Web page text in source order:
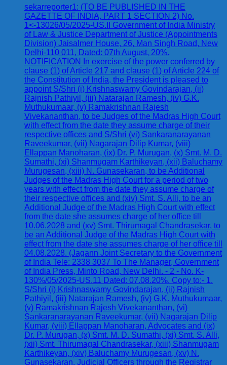
sekarreporter1: (TO BE PUBLISHED IN THE
GAZETTE OF INDIA, PART 1 SECTION 2) No.
1<-13026/05/2025-US.II Government of India Ministry
of Law & Justice Department of Justice (Appointments
Division) Jaisalmer House, 26, Man Singh Road, New
Delhi-110 011, Dated: 07th August, 20%.
NOTIFICATION In exercise of the power conferred by
clause (1) of Article 217 and clause (1) of Article 224 of
the Constitution of India, the President is pleased to
appoint S/Shri (i) Krishnaswamy Govindarajan, (ii)
Rajnish Pathiyil, (iii) Natarajan Ramesh, (iv) G.K.
Muthukumaar, (v) Ramakrishnan Rajesh
Vivekananthan, to be Judges of the Madras High Court
with effect from the date they assume charge of their
respective offices and S/Shri (vi) Sankaranarayanan
Raveekumar, (vii) Nagarajan Dilip Kumar, (viii)
Ellappan Manoharan, (ix) Dr. P. Murugan, (x) Smt. M. D.
Sumathi, (xi) Shanmugam Karthikeyan, (xii) Baluchamy
Murugesan, (xiii) N. Gunasekaran, to be Additional
Judges of the Madras High Court for a period of two
years with effect from the date they assume charge of
their respective offices and (xiv) Smt. S. Alli, to be an
Additional Judge of the Madras High Court with effect
from the date she assumes charge of her office till
10.06.2028 and (xv) Smt. Thirumagal Chandrasekar, to
be an Additional Judge of the Madras High Court with
effect from the date she assumes charge of her office till
04.08.2028. (Jagann Joint Secretary to the Government
of India Tele: 2338 3037 To The Manager, Government
of India Press, Minto Road, New Delhi. - 2 - No. K-
130%/05/2025-US.11 Dated: 07.08.20%. Copy to:- 1.
S/Shri (i) Krishnaswamy Govindarajan, (ii) Rajnish
Pathiyil, (iii) Natarajan Ramesh, (iv) G.K. Muthukumaar,
(v) Ramakrishnan Rajesh Vivekananthan, (vi)
Sankaranarayanan Raveekumar, (vii) Nagarajan Dilip
Kumar, (viii) Ellappan Manoharan, Advocates and (ix)
Dr. P. Murugan, (x) Smt. M. D. Sumathi, (xi) Smt. S. Alli,
(xii) Smt. Thirumagal Chandrasekar, (xiii) Shanmugam
Karthikeyan, (xiv) Baluchamy Murugesan, (xv) N.
Gunasekaran, Judicial Officers through the Registrar